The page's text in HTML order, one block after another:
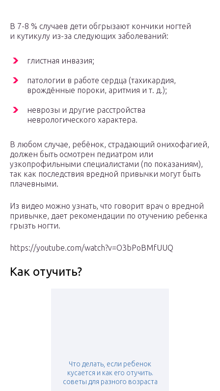
В 7-8 % случаев дети обгрызают кончики ногтей
и кутикулу из-за следующих заболеваний:
глистная инвазия;
патологии в работе сердца (тахикардия,
врождённые пороки, аритмия и т. д.);
неврозы и другие расстройства
неврологического характера.
В любом случае, ребёнок, страдающий онихофагией,
должен быть осмотрен педиатром или
узкопрофильными специалистами (по показаниям),
так как последствия вредной привычки могут быть
плачевными.
Из видео можно узнать, что говорит врач о вредной
привычке, дает рекомендации по отучению ребенка
грызть ногти.
https://youtube.com/watch?v=O3bPoBMfUUQ
Как отучить?
Что делать, если ребенок
кусается и как его отучить.
советы для разного возраста